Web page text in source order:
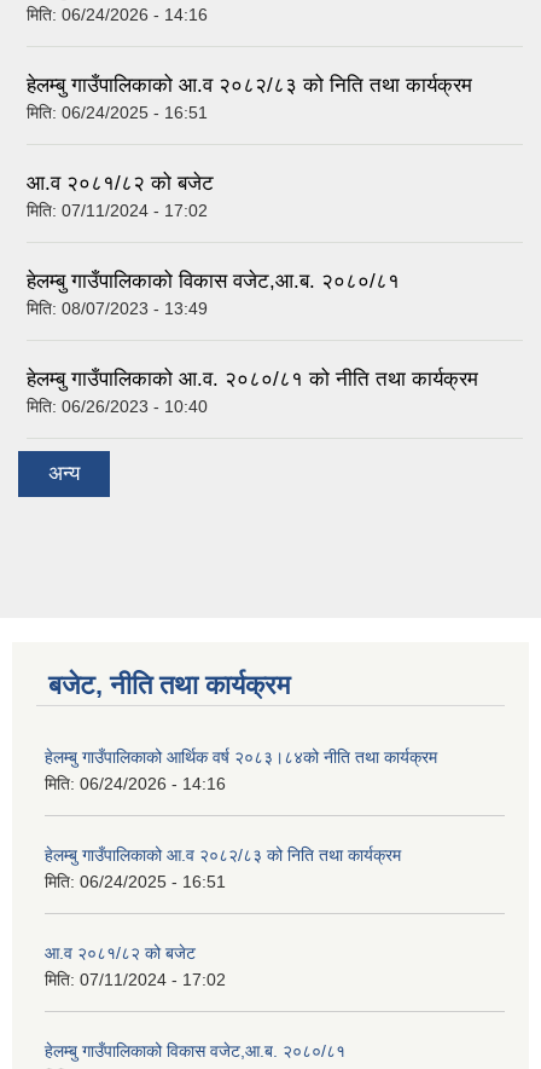
मिति: 06/24/2026 - 14:16
हेलम्बु गाउँपालिकाको आ.व २०८२/८३ को निति तथा कार्यक्रम
मिति: 06/24/2025 - 16:51
आ.व २०८१/८२ को बजेट
मिति: 07/11/2024 - 17:02
हेलम्बु गाउँपालिकाको विकास वजेट,आ.ब. २०८०/८१
मिति: 08/07/2023 - 13:49
हेलम्बु गाउँपालिकाको आ.व. २०८०/८१ को नीति तथा कार्यक्रम
मिति: 06/26/2023 - 10:40
अन्य
बजेट, नीति तथा कार्यक्रम
हेलम्बु गाउँपालिकाको आर्थिक वर्ष २०८३।८४को नीति तथा कार्यक्रम
मिति: 06/24/2026 - 14:16
हेलम्बु गाउँपालिकाको आ.व २०८२/८३ को निति तथा कार्यक्रम
मिति: 06/24/2025 - 16:51
आ.व २०८१/८२ को बजेट
मिति: 07/11/2024 - 17:02
हेलम्बु गाउँपालिकाको विकास वजेट,आ.ब. २०८०/८१